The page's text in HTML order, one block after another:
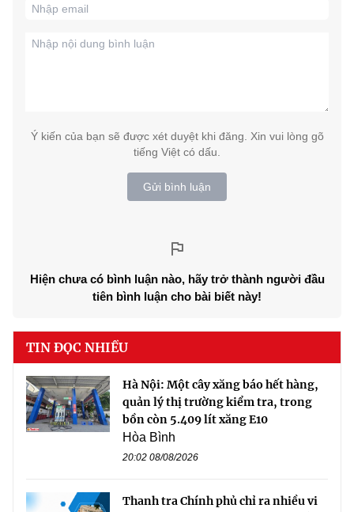
Ý kiến của bạn sẽ được xét duyệt khi đăng. Xin vui lòng gõ
tiếng Việt có dấu.
Gửi bình luận
Hiện chưa có bình luận nào, hãy trở thành người đầu
tiên bình luận cho bài biết này!
TIN ĐỌC NHIỀU
Hà Nội: Một cây xăng báo hết hàng,
quản lý thị trường kiểm tra, trong
bồn còn 5.409 lít xăng E10
Hòa Bình
20:02 08/08/2026
Thanh tra Chính phủ chỉ ra nhiều vi